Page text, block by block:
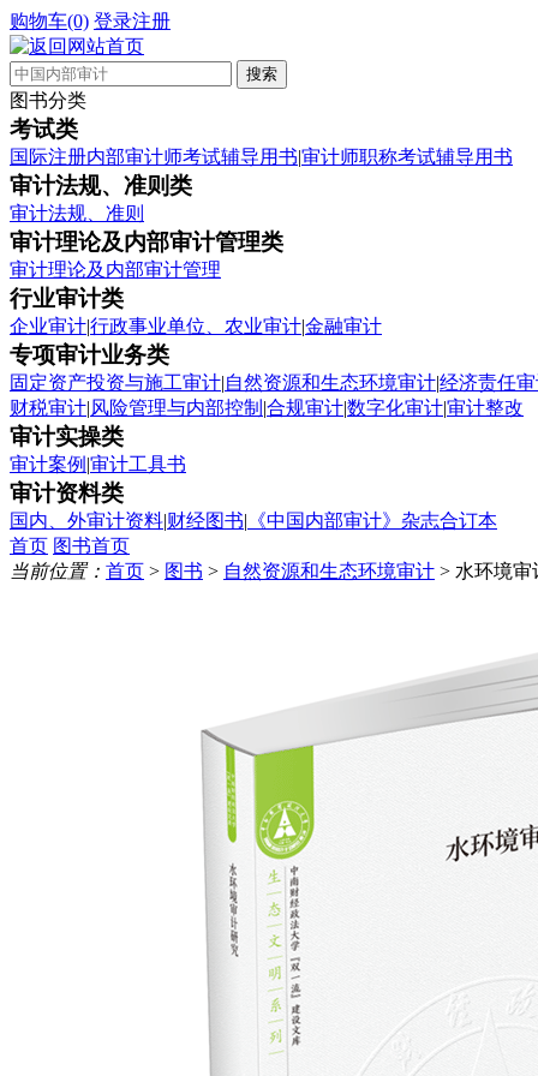
购物车(0) 登录注册
图书分类
考试类
国际注册内部审计师考试辅导用书|审计师职称考试辅导用书
审计法规、准则类
审计法规、准则
审计理论及内部审计管理类
审计理论及内部审计管理
行业审计类
企业审计|行政事业单位、农业审计|金融审计
专项审计业务类
固定资产投资与施工审计|自然资源和生态环境审计|经济责任
财税审计|风险管理与内部控制 |合规审计|数字化审计|审计整改
审计实操类
审计案例 |审计工具书
审计资料类
国内、外审计资料|财经图书| 《中国内部审计》杂志合订本
首页 图书首页
当前位置： 首页 > 图书 > 自然资源和生态环境审计 > 水环境审